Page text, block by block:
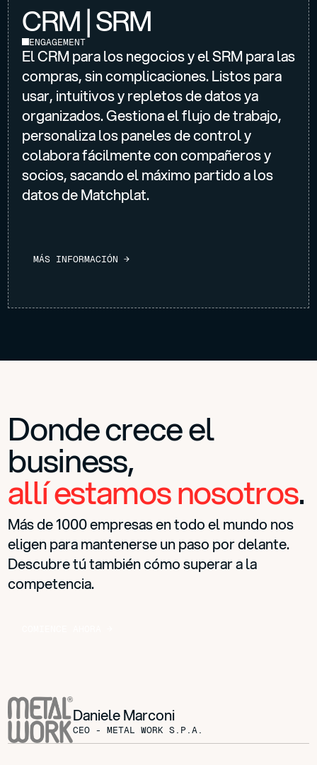
CRM | SRM
ENGAGEMENT
El CRM para los negocios y el SRM para las
compras, sin complicaciones. Listos para
usar, intuitivos y repletos de datos ya
organizados. Gestiona el flujo de trabajo,
personaliza los paneles de control y
colabora fácilmente con compañeros y
socios, sacando el máximo partido a los
datos de Matchplat.
MÁS INFORMACIÓN →
Donde crece el
business,
allí estamos nosotros.
Más de 1000 empresas en todo el mundo nos
eligen para mantenerse un paso por delante.
Descubre tú también cómo superar a la
competencia.
Daniele Marconi
CEO - METAL WORK S.P.A.